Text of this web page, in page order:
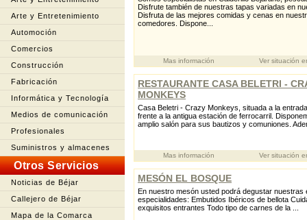
Arte y Entretenimiento
Automoción
Comercios
Construcción
Fabricación
Informática y Tecnología
Medios de comunicación
Profesionales
Suministros y almacenes
Otros Servicios
Noticias de Béjar
Callejero de Béjar
Mapa de la Comarca
Disfrute también de nuestras tapas variadas en
Disfruta de las mejores comidas y cenas en
comedores. Dispone...
Mas información Ver situación
RESTAURANTE CASA BELETRI -
MONKEYS
Casa Beletri - Crazy Monkeys, situada a la
frente a la antigua estación de ferrocarril.
amplio salón para sus bautizos y comuniones.
Mas información Ver situación
MESÓN EL BOSQUE
En nuestro mesón usted podrá degustar nuestras
especialidades: Embutidos Ibéricos de bellota
exquisitos entrantes Todo tipo de carnes de la ...